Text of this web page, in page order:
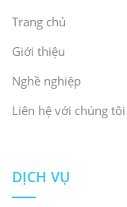
Trang chủ
Giới thiệu
Nghề nghiệp
Liên hệ với chúng tôi
DỊCH VỤ